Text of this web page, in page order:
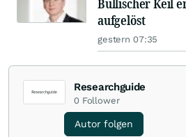
Bullischer Keil
aufgelöst
gestern 07:35
Researchguide
0 Follower
Autor folgen